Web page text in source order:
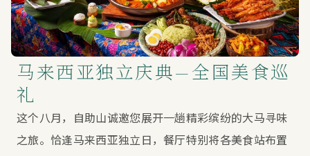
马来西亚独立庆典—全国美食巡
礼
这个八月，自助山诚邀您展开一趟精彩缤纷的大马寻味
之旅。恰逢马来西亚独立日，餐厅特别将各美食站布置